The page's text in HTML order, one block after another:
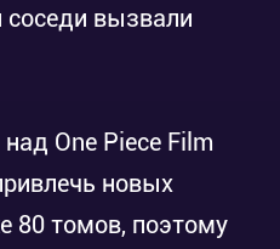
соседи вызвали
One Piece Film
новых
80 томов, поэтому